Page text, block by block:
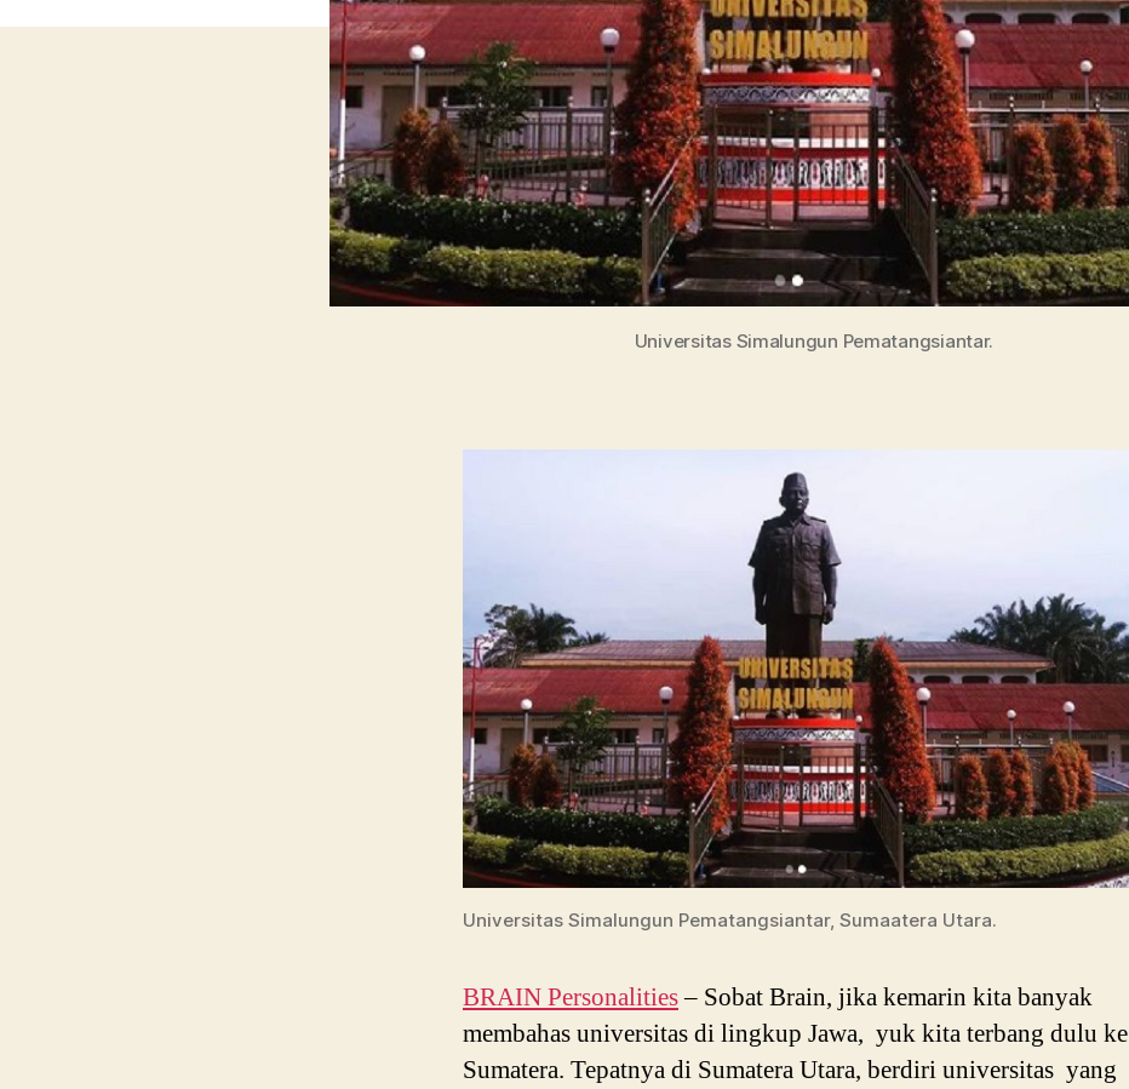
Universitas Simalungun Pematangsiantar.
Universitas Simalungun Pematangsiantar, Sumaatera Utara.
BRAIN Personalities– Sobat Brain, jika kemarin kita banyak
membahas universitas di lingkup Jawa, yuk kita terbang dulu ke
Sumatera. Tepatnya di Sumatera Utara, berdiri universitas yang